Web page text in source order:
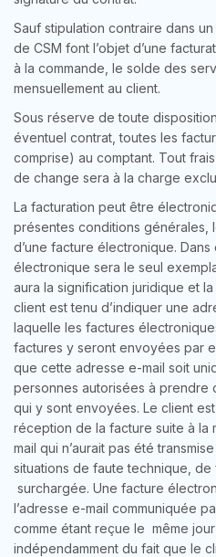
Sauf stipulation contraire dans
de CSM font l’objet d’une
à la commande, le solde des
mensuellement au client.
Sous réserve de toute
éventuel contrat, toutes les
comprise) au comptant. Tout
de change sera à la charge
La facturation peut être
présentes conditions générales,
d’une facture électronique.
électronique sera le seul
aura la signification juridique et
client est tenu d’indiquer une
laquelle les factures
factures y seront envoyées par
que cette adresse e-mail soit
personnes autorisées à prendre
qui y sont envoyées. Le client
réception de la facture suite à la
mail qui n’aurait pas été
situations de faute technique,
surchargée. Une facture
l’adresse e-mail communiquée
comme étant reçue le même jour
indépendamment du fait que le